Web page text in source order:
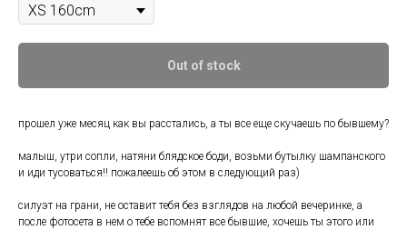
Out of stock
прошел уже месяц как вы расстались, а ты все еще скучаешь по бывшему?
малыш, утри сопли, натяни блядское боди, возьми бутылку шампанского
и иди тусоваться!! пожалеешь об этом в следующий раз)
силуэт на грани, не оставит тебя без взглядов на любой вечеринке, а
после фотосета в нем о тебе вспомнят все бывшие, хочешь ты этого или